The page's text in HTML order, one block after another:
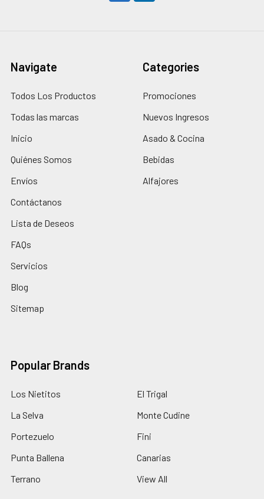
Navigate
Todos Los Productos
Todas las marcas
Inicio
Quiénes Somos
Envíos
Contáctanos
Lista de Deseos
FAQs
Servicios
Blog
Sitemap
Categories
Promociones
Nuevos Ingresos
Asado & Cocina
Bebidas
Alfajores
Popular Brands
Los Nietitos
La Selva
Portezuelo
Punta Ballena
Terrano
El Trigal
Monte Cudine
Fini
Canarias
View All